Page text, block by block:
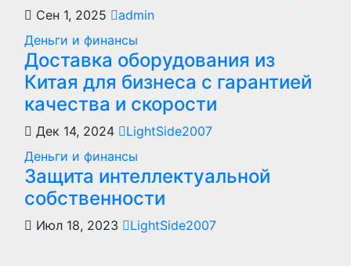
Сен 1, 2025
admin
Деньги и финансы
Доставка оборудования из
Китая для бизнеса с гарантией
качества и скорости
Дек 14, 2024
LightSide2007
Деньги и финансы
Защита интеллектуальной
собственности
Июл 18, 2023 LightSide2007